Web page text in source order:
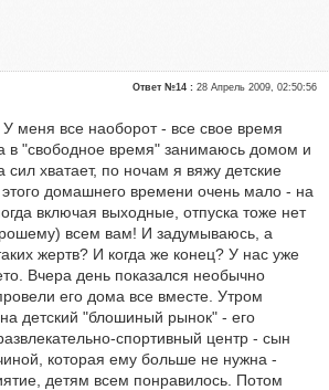
Ответ №14 :28 Апрель 2009, 02:50:56
меня все наоборот - все свое время
в "свободное время" занимаюсь домом и
сил хватает, по ночам я вяжу детские
домашнего времени очень мало - на
включая выходные, отпуска тоже нет
всем вам! И задумываюсь, а
жертв? И когда же конец? У нас уже
Вчера день показался необычно
его дома все вместе. Утром
детский "блошиный рынок" - его
спортивный центр - сын
которая ему больше не нужна -
детям всем понравилось. Потом